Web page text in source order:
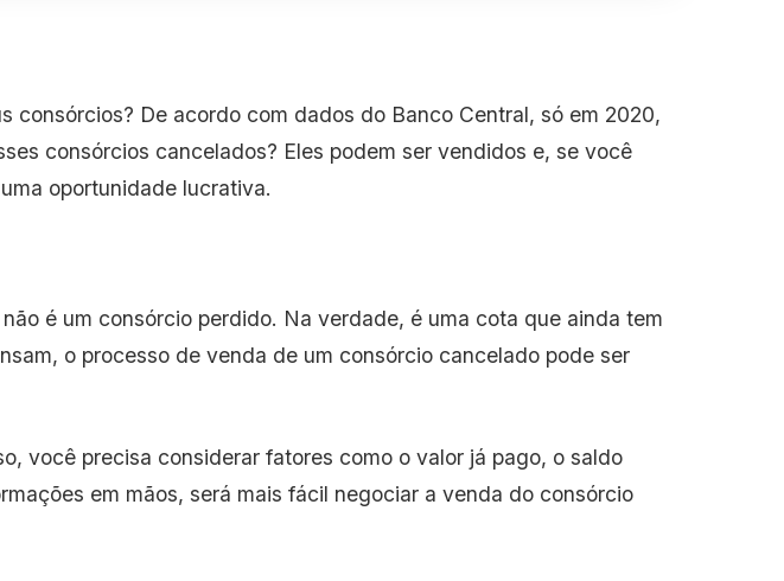
consórcios? De acordo com dados do Banco Central, só em 2020,
consórcios cancelados? Eles podem ser vendidos e, se você
oportunidade lucrativa.
é um consórcio perdido. Na verdade, é uma cota que ainda tem
o processo de venda de um consórcio cancelado pode ser
você precisa considerar fatores como o valor já pago, o saldo
em mãos, será mais fácil negociar a venda do consórcio